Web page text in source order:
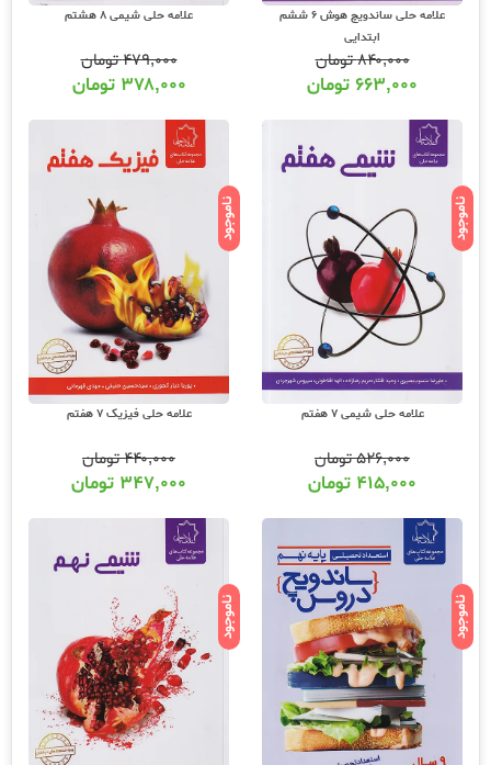
علامه حلی ساندویچ هوش 6 ششم
ابتدایی
۸۴۰,۰۰۰تومان
۶۶۳,۰۰۰ تومان
علامه حلی شیمی 8 هشتم
۴۷۹,۰۰۰تومان
۳۷۸,۰۰۰ تومان
ناموجود
علامه حلی شیمی 7 هفتم
۵۲۶,۰۰۰تومان
۴۱۵,۰۰۰ تومان
ناموجود
علامه حلی فیزیک 7 هفتم
۴۴۰,۰۰۰تومان
۳۴۷,۰۰۰ تومان
ناموجود ناموجود